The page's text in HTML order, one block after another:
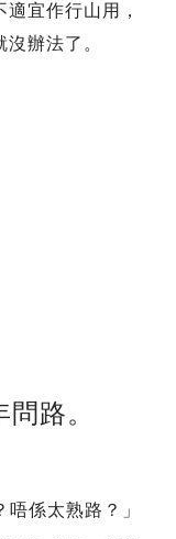
宜作行山用，
辦法了。
路。
係太熟路？」